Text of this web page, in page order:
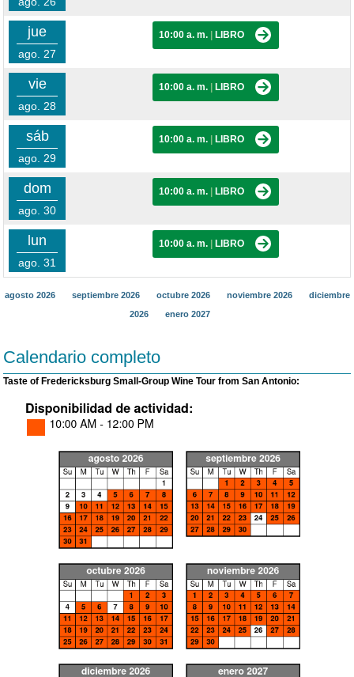
jue
ago. 27
10:00 a. m. LIBRO
vie
ago. 28
10:00 a. m. LIBRO
sáb
ago. 29
10:00 a. m. LIBRO
dom
ago. 30
10:00 a. m. LIBRO
lun
ago. 31
10:00 a. m. LIBRO
agosto 2026 septiembre 2026 octubre 2026 noviembre 2026
diciembre
2026
enero 2027
Calendario completo
Taste of Fredericksburg Small-Group Wine Tour from San Antonio: